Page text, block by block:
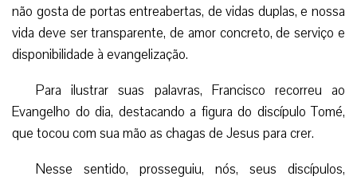
não gosta de portas entreabertas, de vidas duplas, e nossa
vida deve ser transparente, de amor concreto, de serviço e
disponibilidade à evangelização.
Para ilustrar suas palavras, Francisco recorreu ao
Evangelho do dia, destacando a figura do discípulo Tomé,
que tocou com sua mão as chagas de Jesus para crer.
Nesse sentido, prosseguiu, nós, seus discípulos,